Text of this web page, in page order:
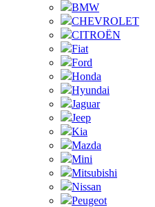
BMW
CHEVROLET
CITROËN
Fiat
Ford
Honda
Hyundai
Jaguar
Jeep
Kia
Mazda
Mini
Mitsubishi
Nissan
Peugeot